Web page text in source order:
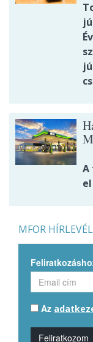
A
MFOR HÍRLEVÉL
Az
Feliratkozom